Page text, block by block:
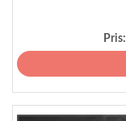
Pris: